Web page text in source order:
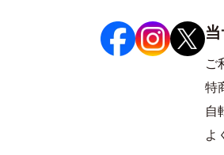
ご
特
自
よ